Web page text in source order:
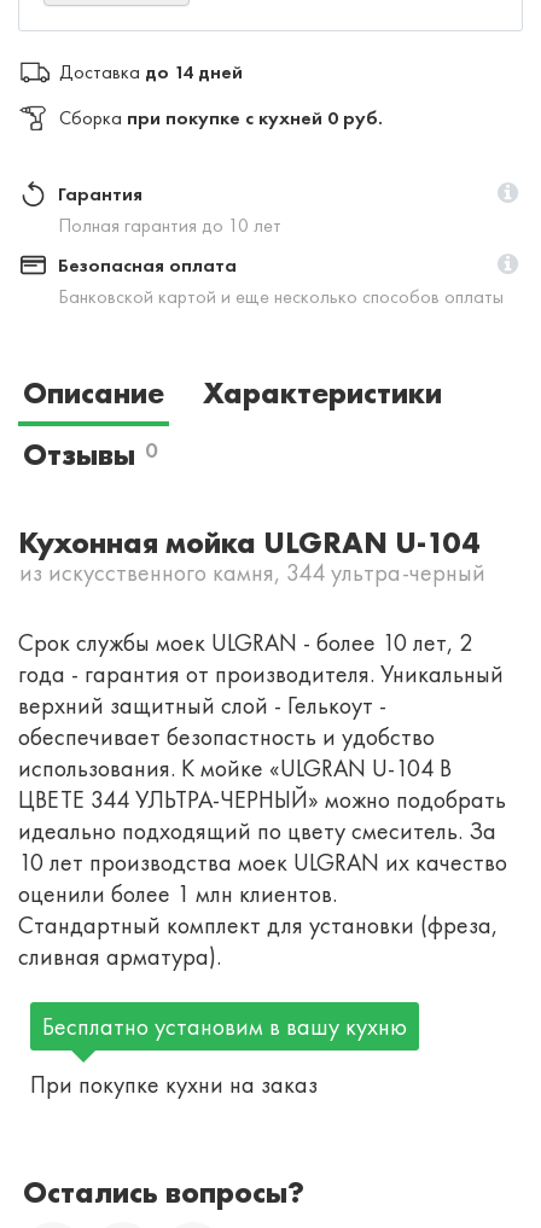
Доставка до 14 дней
Сборка при покупке с кухней 0 руб.
Гарантия
Полная гарантия до 10 лет
Безопасная оплата
Банковской картой и еще несколько способов оплаты
Описание
Характеристики
Отзывы 0
Кухонная мойка ULGRAN U-104
из искусственного камня, 344 ультра-черный
Срок службы моек ULGRAN - более 10 лет, 2
года - гарантия от производителя. Уникальный
верхний защитный слой - Гелькоут -
обеспечивает безопастность и удобство
использования. К мойке «ULGRAN U-104 В
ЦВЕТЕ 344 УЛЬТРА-ЧЕРНЫЙ» можно подобрать
идеально подходящий по цвету смеситель. За
10 лет производства моек ULGRAN их качество
оценили более 1 млн клиентов.
Стандартный комплект для установки (фреза,
сливная арматура).
Бесплатно установим в вашу кухню
При покупке кухни на заказ
Остались вопросы?